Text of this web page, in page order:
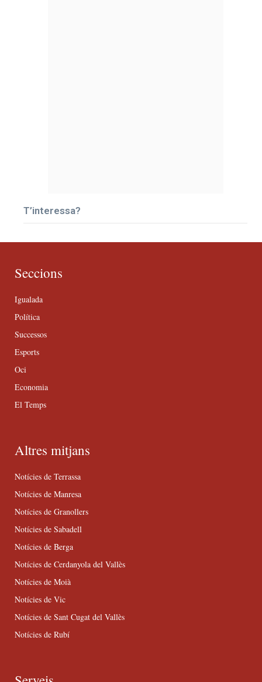
T’interessa?
Seccions
Igualada
Política
Successos
Esports
Oci
Economia
El Temps
Altres mitjans
Notícies de Terrassa
Notícies de Manresa
Notícies de Granollers
Notícies de Sabadell
Notícies de Berga
Notícies de Cerdanyola del Vallès
Notícies de Moià
Notícies de Vic
Notícies de Sant Cugat del Vallès
Notícies de Rubí